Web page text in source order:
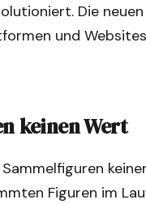
Die
und
keinen Wert
Figuren im